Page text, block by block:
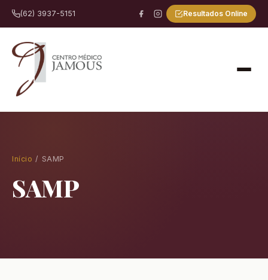
(62) 3937-5151 Resultados Online
Início / SAMP
SAMP